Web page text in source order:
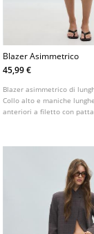
Blazer Asimmetrico
45,99 €
Blazer asimmetrico di
Collo alto e maniche
anteriori a filetto con